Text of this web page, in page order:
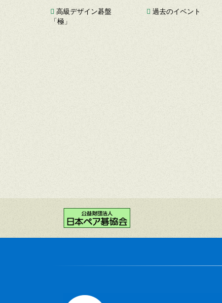
高級デザイン碁盤
「極」
過去のイベント